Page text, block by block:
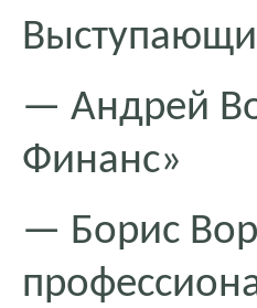
— Андрей
Финанс»
— Борис